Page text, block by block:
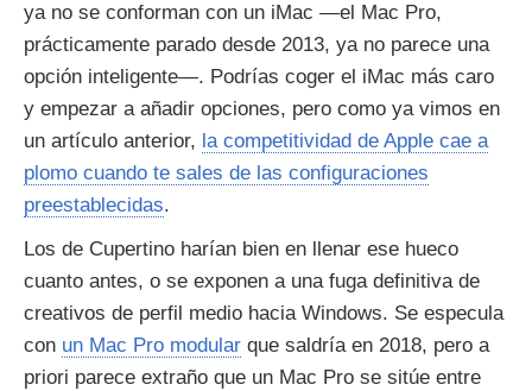
ya no se conforman con un iMac —el Mac Pro,
prácticamente parado desde 2013, ya no parece una
opción inteligente—. Podrías coger el iMac más caro
y empezar a añadir opciones, pero como ya vimos en
un artículo anterior, la competitividad de Apple cae a
plomo cuando te sales de las configuraciones
preestablecidas.
Los de Cupertino harían bien en llenar ese hueco
cuanto antes, o se exponen a una fuga definitiva de
creativos de perfil medio hacia Windows. Se especula
con un Mac Pro modular que saldría en 2018, pero a
priori parece extraño que un Mac Pro se sitúe entre